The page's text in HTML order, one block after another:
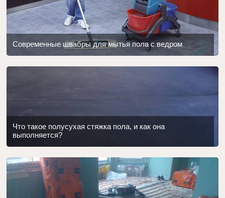
Современные швабры для мытья пола с ведром
Что такое полусухая стяжка пола, и как она
выполняется?